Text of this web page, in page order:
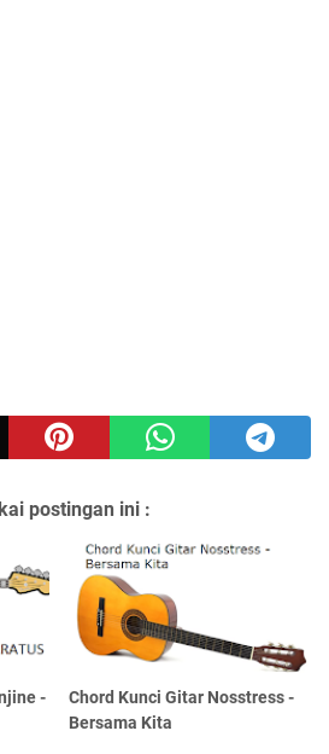
postingan ini :
-
Chord Kunci Gitar Nosstress -
Bersama Kita